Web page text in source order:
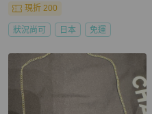
現折 200
狀況尚可 日本 免運